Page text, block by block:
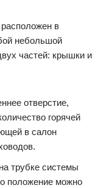
в
небольшой
частей: крышки и
отверстие,
горячей
в салон
трубке системы
положение можно